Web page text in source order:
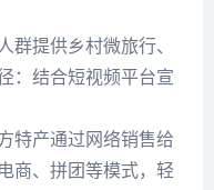
群提供乡村微旅行、
：结合短视频平台宣
特产通过网络销售给
商、拼团等模式，轻